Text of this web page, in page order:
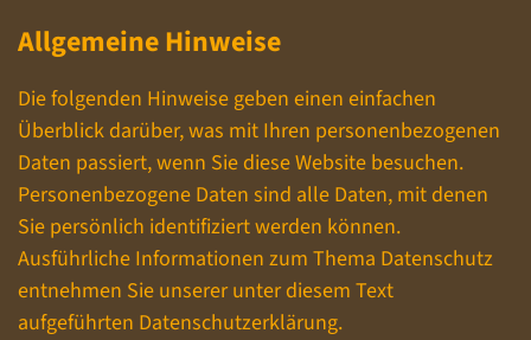
Allgemeine Hinweise
Die folgenden Hinweise geben einen einfachen
Überblick darüber, was mit Ihren personenbezogenen
Daten passiert, wenn Sie diese Website besuchen.
Personenbezogene Daten sind alle Daten, mit denen
Sie persönlich identifiziert werden können.
Ausführliche Informationen zum Thema Datenschutz
entnehmen Sie unserer unter diesem Text
aufgeführten Datenschutzerklärung.